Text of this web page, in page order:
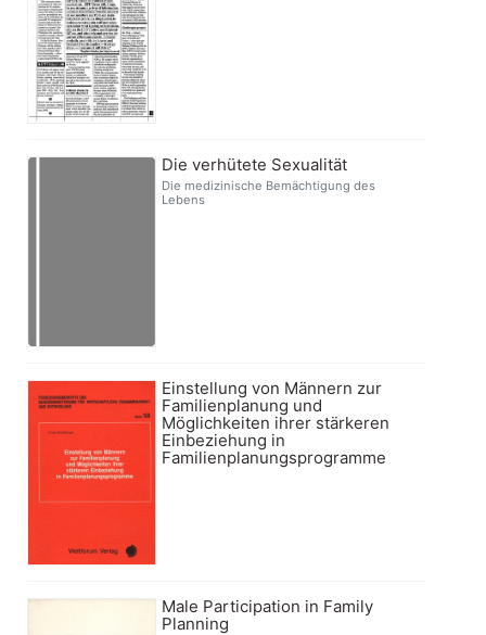
Die verhütete Sexualität
Die medizinische Bemächtigung des
Lebens
Einstellung von Männern zur
Familienplanung und
Möglichkeiten ihrer stärkeren
Einbeziehung in
Familienplanungsprogramme
Male Participation in Family
Planning